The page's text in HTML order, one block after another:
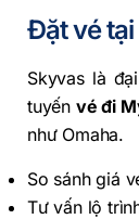
Đặt vé
Skyvas là
tuyến vé đi
như Omaha.
So sánh giá
Tư vấn lộ